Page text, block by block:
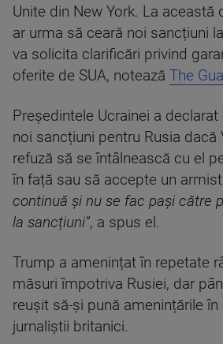
Unite din New York. La această
ar urma să ceară noi sancțiuni
va solicita clarificări privind
oferite de SUA, notează The
Președintele Ucrainei a
noi sancțiuni pentru Rusia dacă
refuză să se întâlnească cu el
în față sau să accepte un
continuă și nu se fac pași către
la sancțiuni”, a spus el.
Trump a amenințat în repetate
măsuri împotriva Rusiei, dar
reușit să-și pună amenințările
jurnaliștii britanici.